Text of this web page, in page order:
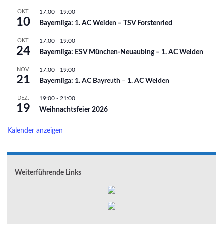
OKT.
10
17:00 - 19:00
Bayernliga: 1. AC Weiden – TSV Forstenried
OKT.
24
17:00 - 19:00
Bayernliga: ESV München-Neuaubing – 1. AC Weiden
NOV.
21
17:00 - 19:00
Bayernliga: 1. AC Bayreuth – 1. AC Weiden
DEZ.
19
19:00 - 21:00
Weihnachtsfeier 2026
Kalender anzeigen
Weiterführende Links